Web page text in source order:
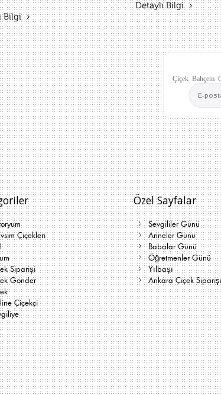
Bilgi
Detaylı Bilgi
Çiçek Bahçem
Çiçekleri
Siparişi
Gönder
Çiçekçi
Özel Sayfalar
Sevgililer Günü
Anneler Günü
Babalar Günü
Öğretmenler Günü
Yılbaşı
Ankara Çiçek Siparişi